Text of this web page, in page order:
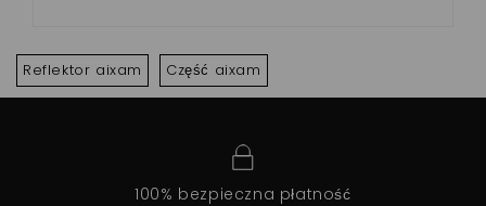
Reflektor aixam Część aixam
100% bezpieczna płatność